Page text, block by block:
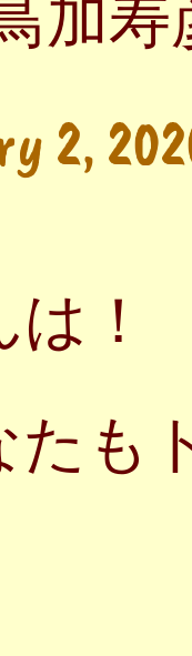
加寿
2,
は
たも